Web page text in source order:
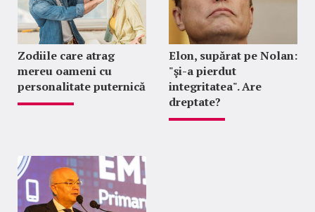
Zodiile care atrag
mereu oameni cu
personalitate puternică
Elon, supărat pe Nolan:
"şi-a pierdut
integritatea". Are
dreptate?